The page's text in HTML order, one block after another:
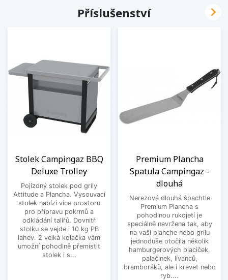
Příslušenství
Stolek Campingaz BBQ
Deluxe Trolley
Pojízdný stolek pod grily
Attitude a Plancha. Vysouvací
stolek nabízí více prostoru
pro přípravu pokrmů a
odkládání talířů. Dovnitř
stolku se vejde i 10 kg PB
lahev. 2 velká kolačka vám
umožní pohodlně přemístit
stolek i s...
Premium Plancha
Spatula Campingaz -
dlouhá
Nerezová dlouhá špachtle
Premium Plancha s
pohodlnou rukojetí je
speciálně navržena tak, aby
na vaší planche nebo grilu
jednoduše otočila několik
hamburgerových placiček,
palačinek, lívanců,
bramboráků, ale i krevet nebo
ryb....
